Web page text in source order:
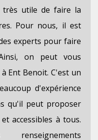
utile de faire la
Pour nous, il est
experts pour faire
on peut vous
Ent Benoit. C'est un
d'expérience
qu'il peut proposer
accessibles à tous.